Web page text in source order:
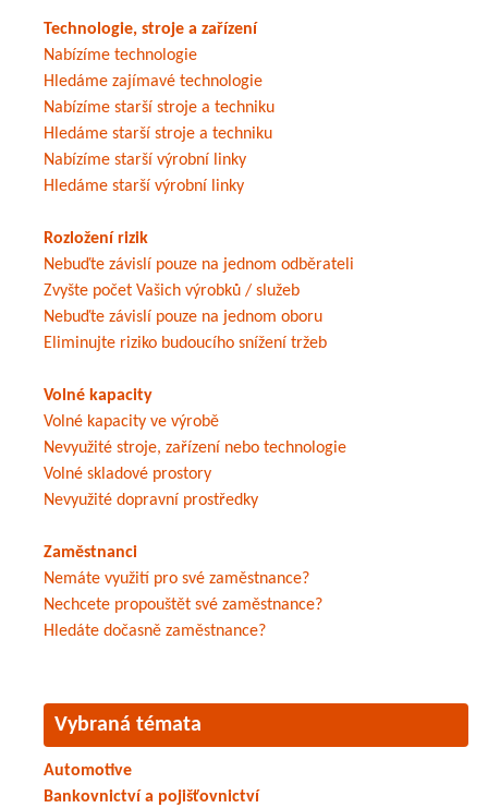
Technologie, stroje a zařízení
Nabízíme technologie
Hledáme zajímavé technologie
Nabízíme starší stroje a techniku
Hledáme starší stroje a techniku
Nabízíme starší výrobní linky
Hledáme starší výrobní linky
Rozložení rizik
Nebuďte závislí pouze na jednom odběrateli
Zvyšte počet Vašich výrobků / služeb
Nebuďte závislí pouze na jednom oboru
Eliminujte riziko budoucího snížení tržeb
Volné kapacity
Volné kapacity ve výrobě
Nevyužité stroje, zařízení nebo technologie
Volné skladové prostory
Nevyužité dopravní prostředky
Zaměstnanci
Nemáte využití pro své zaměstnance?
Nechcete propouštět své zaměstnance?
Hledáte dočasně zaměstnance?
Vybraná témata
Automotive
Bankovnictví a pojišťovnictví